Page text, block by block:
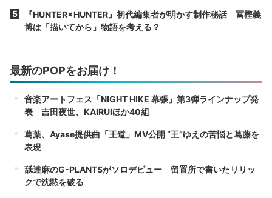
『HUNTER×HUNTER』初代編集者が明かす制作秘話 冨樫義
博は「描いてから」物語を考える？
最新のPOPをお届け！
音楽アートフェス「NIGHT HIKE 幕張」第3弾ラインナップ発
表 吉田夜世、KAIRUIほか40組
葛葉、Ayase提供曲「王道」MV公開 “王”ゆえの苦悩と葛藤を
表現
舐達麻のG-PLANTSがソロデビュー 留置所で書いたリリッ
クで沈黙を破る